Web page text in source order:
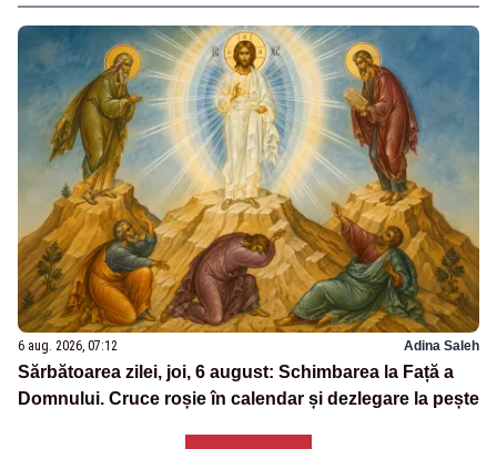
6 aug. 2026, 07:12 Adina Saleh
Sărbătoarea zilei, joi, 6 august: Schimbarea la Față a
Domnului. Cruce roșie în calendar și dezlegare la pește